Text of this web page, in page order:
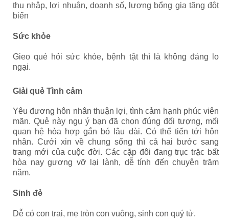
thu nhập, lợi nhuận, doanh số, lương bổng gia tăng đột
biến
Sức khỏe
Gieo quẻ hỏi sức khỏe, bệnh tật thì là không đáng lo
ngại.
Giải quẻ Tình cảm
Yêu đương hôn nhân thuận lợi, tình cảm hạnh phúc viên
mãn. Quẻ này ngụ ý bạn đã chọn đúng đối tượng, mối
quan hệ hòa hợp gắn bó lâu dài. Có thể tiến tới hôn
nhân. Cưới xin về chung sống thì cả hai bước sang
trang mới của cuộc đời. Các cặp đôi đang trục trặc bất
hòa nay gương vỡ lại lành, dễ tính đến chuyện trăm
năm.
Sinh đẻ
Dễ có con trai, mẹ tròn con vuông, sinh con quý tử.